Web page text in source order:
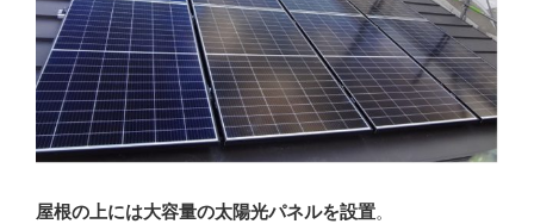
屋根の上には大容量の太陽光パネルを設置。